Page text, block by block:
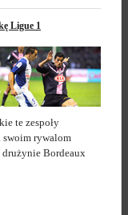
Ligue 1
te zespoły
swoim rywalom
Bordeaux